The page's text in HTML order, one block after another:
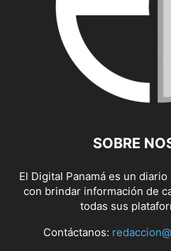
SOBRE
El Digital Panamá es un
con brindar información de
todas sus
Contáctanos: